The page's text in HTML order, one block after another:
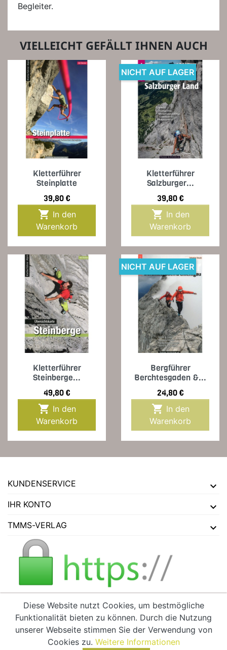
Begleiter.
VIELLEICHT GEFÄLLT IHNEN AUCH
Kletterführer
Steinplatte
Preis
39,80 €

Warenkorb
Kletterführer
Salzburger...
Preis
39,80 €

Warenkorb
NICHT AUF LAGER
Kletterführer
Steinberge...
Preis
49,80 €

Warenkorb
Bergführer
Berchtesgaden &...
Preis
24,80 €

Warenkorb
NICHT AUF LAGER
KUNDENSERVICE
IHR KONTO
TMMS-VERLAG
VERTRAG WIDERRUFEN
Diese Website nutzt Cookies, um bestmögliche
Funktionalität bieten zu können. Durch die Nutzung
unserer Webseite stimmen Sie der Verwendung von
Cookies zu. Weitere Informationen